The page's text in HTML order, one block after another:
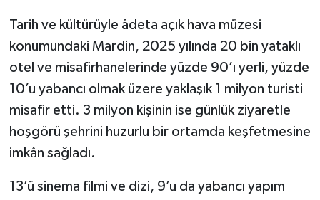
Tarih ve kültürüyle âdeta açık hava müzesi
konumundaki Mardin, 2025 yılında 20 bin yataklı
otel ve misafirhanelerinde yüzde 90’ı yerli, yüzde
10’u yabancı olmak üzere yaklaşık 1 milyon turisti
misafir etti. 3 milyon kişinin ise günlük ziyaretle
hoşgörü şehrini huzurlu bir ortamda keşfetmesine
imkân sağladı.
13’ü sinema filmi ve dizi, 9’u da yabancı yapım